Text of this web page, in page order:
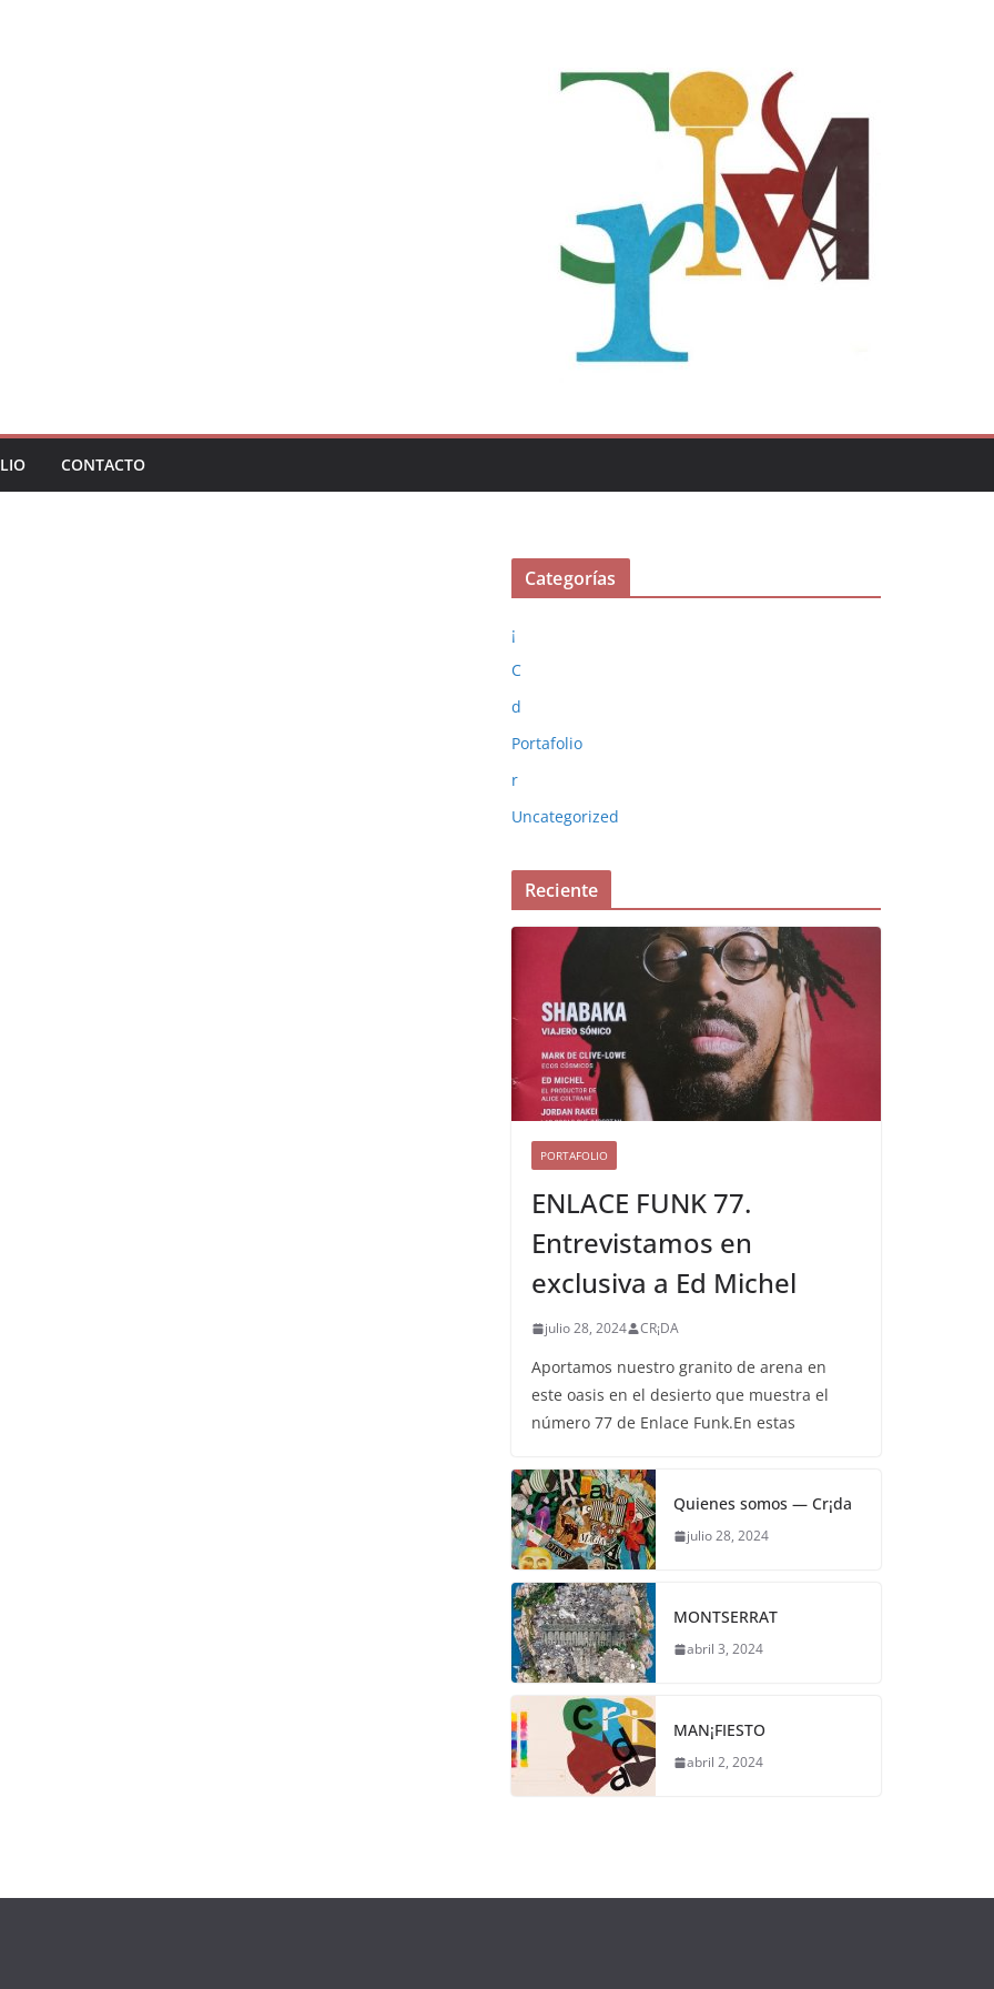
CONTACTO
Categorías
¡
C
d
Portafolio
r
Uncategorized
Reciente
PORTAFOLIO
ENLACE FUNK 77.
Entrevistamos en
exclusiva a Ed Michel
julio 28, 2024 CR¡DA
Aportamos nuestro granito de arena en
este oasis en el desierto que muestra el
número 77 de Enlace Funk.En estas
Quienes somos — Cr¡da
julio 28, 2024
MONTSERRAT
abril 3, 2024
MAN¡FIESTO
abril 2, 2024